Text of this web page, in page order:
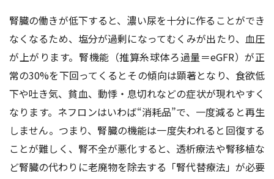
腎臓の働きが低下すると、濃い尿を十分に作ることができ
なくなるため、塩分が過剰になってむくみが出たり、血圧
が上がります。腎機能（推算糸球体ろ過量＝eGFR）が正
常の30%を下回ってくるとその傾向は顕著となり、食欲低
下や吐き気、貧血、動悸・息切れなどの症状が現れやすく
なります。ネフロンはいわば“消耗品”で、一度減ると再生
しません。つまり、腎臓の機能は一度失われると回復する
ことが難しく、腎不全が悪化すると、透析療法や腎移植な
ど腎臓の代わりに老廃物を除去する「腎代替療法」が必要